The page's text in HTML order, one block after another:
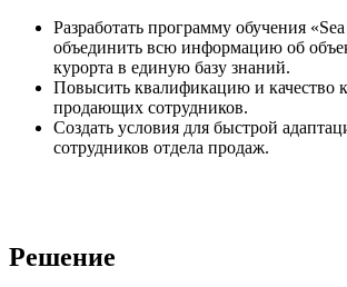
Разработать программу обучения
объединить всю информацию об
курорта в единую базу знаний.
Повысить квалификацию и качество
продающих сотрудников.
Создать условия для быстрой
сотрудников отдела продаж.
Решение